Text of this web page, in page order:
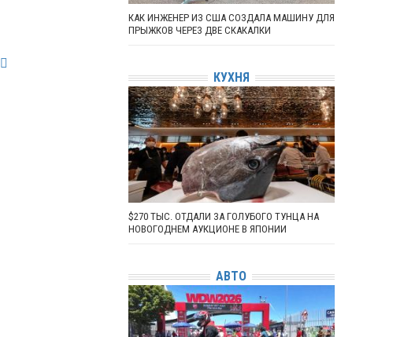
КАК ИНЖЕНЕР ИЗ США СОЗДАЛА МАШИНУ ДЛЯ
ПРЫЖКОВ ЧЕРЕЗ ДВЕ СКАКАЛКИ
КУХНЯ
$270 ТЫС. ОТДАЛИ ЗА ГОЛУБОГО ТУНЦА НА
НОВОГОДНЕМ АУКЦИОНЕ В ЯПОНИИ
АВТО